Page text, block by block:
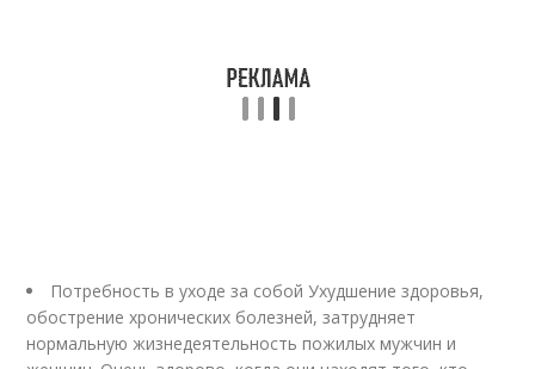
Потребность в уходе за собой Ухудшение здоровья,
обострение хронических болезней, затрудняет
нормальную жизнедеятельность пожилых мужчин и